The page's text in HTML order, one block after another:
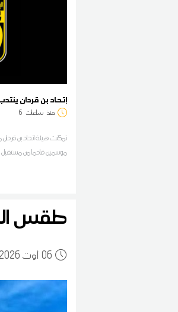
إتحاد بن قردان
منذ ساعات 6
تمكنت هيئة اتحاد بن قردان
موسمين قادما من
طقس
0617:32 2026 أوت